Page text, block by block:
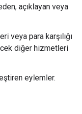
açıklayan veya
veya para karşılığı
diğer hizmetleri
eylemler.